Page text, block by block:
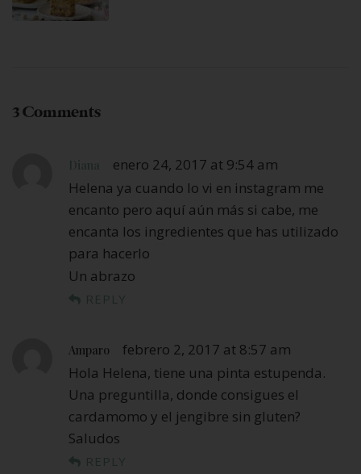
3 Comments
Diana
enero 24, 2017 at 9:54 am
Helena ya cuando lo vi en instagram me
encanto pero aquí aún más si cabe, me
encanta los ingredientes que has utilizado
para hacerlo
Un abrazo
REPLY
Amparo
febrero 2, 2017 at 8:57 am
Hola Helena, tiene una pinta estupenda.
Una preguntilla, donde consigues el
cardamomo y el jengibre sin gluten?
Saludos
REPLY